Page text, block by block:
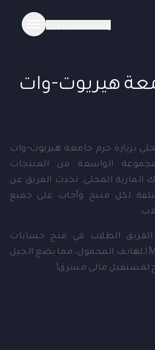
هيريوت-وات
بزيارة حرم جامعة هيريوت-وات
الواسعة من المنتجات
المارية المحلي. تحدث الفريق عن
لكل منتج وأجاب على جميع
الطلاب في فتح حسابات
مصرفية عبر تطبيق Mbank للهاتف المحمول، مما يضع الجيل
لمستقبل مالي مشرق!